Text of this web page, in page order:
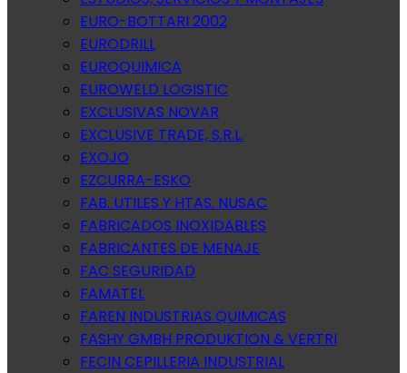
EURO-BOTTARI 2002
EURODRILL
EUROQUIMICA
EUROWELD LOGISTIC
EXCLUSIVAS NOVAR
EXCLUSIVE TRADE, S.R.L.
EXOJO
EZCURRA-ESKO
FAB. UTILES Y HTAS. NUSAC
FABRICADOS INOXIDABLES
FABRICANTES DE MENAJE
FAC SEGURIDAD
FAMATEL
FAREN INDUSTRIAS QUIMICAS
FASHY GMBH PRODUKTION & VERTRI
FECIN CEPILLERIA INDUSTRIAL